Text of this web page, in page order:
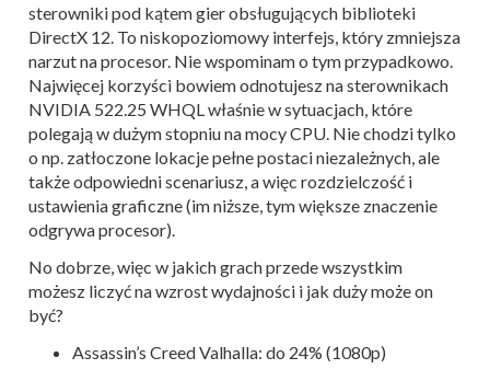
sterowniki pod kątem gier obsługujących biblioteki
DirectX 12. To niskopoziomowy interfejs, który zmniejsza
narzut na procesor. Nie wspominam o tym przypadkowo.
Najwięcej korzyści bowiem odnotujesz na sterownikach
NVIDIA 522.25 WHQL właśnie w sytuacjach, które
polegają w dużym stopniu na mocy CPU. Nie chodzi tylko
o np. zatłoczone lokacje pełne postaci niezależnych, ale
także odpowiedni scenariusz, a więc rozdzielczość i
ustawienia graficzne (im niższe, tym większe znaczenie
odgrywa procesor).
No dobrze, więc w jakich grach przede wszystkim
możesz liczyć na wzrost wydajności i jak duży może on
być?
Assassin’s Creed Valhalla: do 24% (1080p)